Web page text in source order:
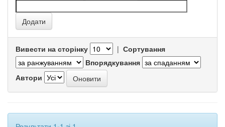
Вивести на сторінку | Сортування
Впорядкування
Автори